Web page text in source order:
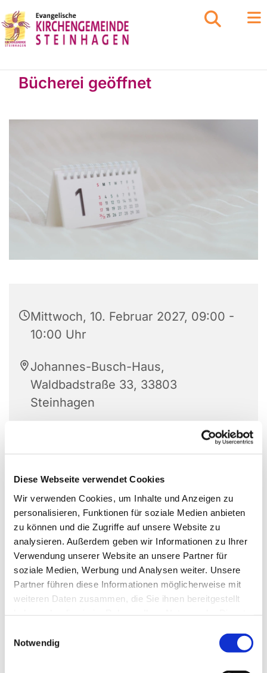
Diese Webseite verwendet Cookies
Wir verwenden Cookies, um Inhalte und Anzeigen zu
personalisieren, Funktionen für soziale Medien anbieten
zu können und die Zugriffe auf unsere Website zu
analysieren. Außerdem geben wir Informationen zu Ihrer
Verwendung unserer Website an unsere Partner für
soziale Medien, Werbung und Analysen weiter. Unsere
Partner führen diese Informationen möglicherweise mit
weiteren Daten zusammen, die Sie ihnen bereitgestellt
Notwendig
Bücherei geöffnet
Mittwoch, 10. Februar 2027, 09:00 -
10:00 Uhr
Johannes-Busch-Haus,
Waldbadstraße 33, 33803
Steinhagen